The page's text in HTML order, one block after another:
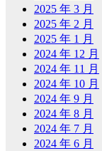
2025 年 3 月
2025 年 2 月
2025 年 1 月
2024 年 12 月
2024 年 11 月
2024 年 10 月
2024 年 9 月
2024 年 8 月
2024 年 7 月
2024 年 6 月